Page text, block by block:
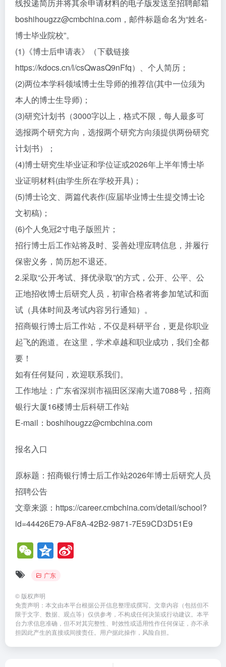
线投递简历并将其余申请材料的电子版发送至招聘邮箱
boshihougzz@cmbchina.com，邮件标题命名为“姓名-
博士毕业院校”。
(1)《博士后申请表》（下载链接
https://kdocs.cn/l/csQwasQ9nFfq）、个人简历；
(2)两位本学科领域博士生导师的推荐信(其中一位须为
本人的博士生导师)；
(3)研究计划书（3000字以上，格式不限，每人最多可
选报两个研究方向，选报两个研究方向须提供两份研究
计划书）；
(4)博士研究生毕业证和学位证或2026年上半年博士毕
业证明材料(由学生所在学校开具)；
(5)博士论文、两篇代表作(应届毕业博士生提交博士论
文初稿)；
(6)个人免冠2寸电子版照片；
招行博士后工作站将及时、妥善处理应聘信息，并履行
保密义务，简历恕不退还。
2.采取“公开考试、择优录取”的方式，公开、公平、公
正地招收博士后研究人员，初审合格者将参加笔试和面
试（具体时间及考试内容另行通知）。
招商银行博士后工作站，不仅是科研平台，更是你职业
起飞的跑道。在这里，学术卓越和职业成功，我们全都
要！
如有任何疑问，欢迎联系我们。
工作地址：广东省深圳市福田区深南大道7088号，招商
银行大厦16楼博士后科研工作站
E-mail：boshihougzz@cmbchina.com
报名入口
原标题：招商银行博士后工作站2026年博士后研究人员
招聘公告
文章来源：https://career.cmbchina.com/detail/school?
id=44426E79-AF8A-42B2-9871-7E59CD3D51E9
W
e
C
h
at
Q
z
o
n
e
W
ei
b
o
广东
© 版权声明
免责声明：本文由本平台根据公开信息整理或撰写。文章内容（包括但不
限于文字、数据、观点等）仅供参考，不构成任何决策或行动建议。本平
台力求信息准确，但不对其完整性、时效性或适用性作任何保证，亦不承
担因此产生的直接或间接责任。用户据此操作，风险自担。